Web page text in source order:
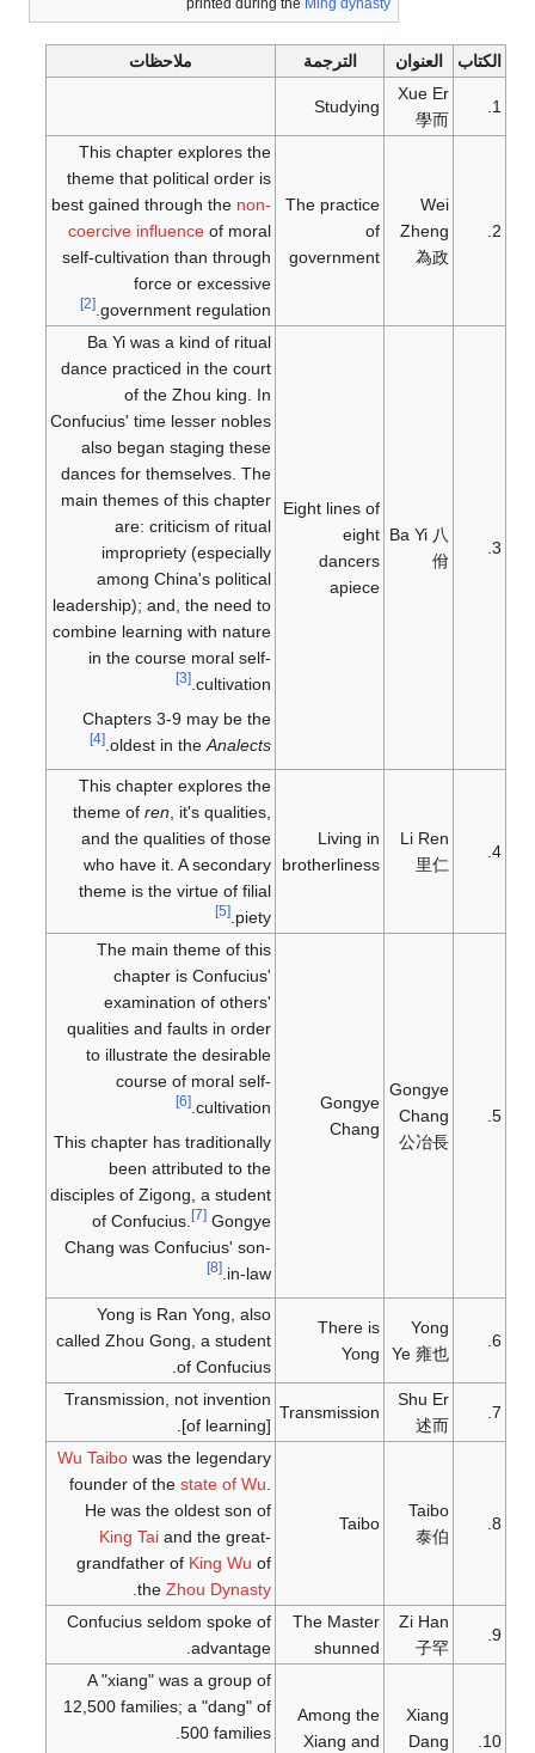
printed during the Ming dynasty
الكتاب العنوان الترجمة ملاحظات
1.
Xue Er
學而
Studying
2.
Wei
Zheng
為政
The practice
of
government
This chapter explores the
theme that political order is
best gained through the non-
coercive influence of moral
self-cultivation than through
force or excessive
government regulation.
[2]
3.
Ba Yi 八
佾
Eight lines of
eight
dancers
apiece
Ba Yi was a kind of ritual
dance practiced in the court
of the Zhou king. In
Confucius' time lesser nobles
also began staging these
dances for themselves. The
main themes of this chapter
are: criticism of ritual
impropriety (especially
among China's political
leadership); and, the need to
combine learning with nature
in the course moral self-
cultivation.
[3]
Chapters 3-9 may be the
oldest in theAnalects
.
[4]
4.
Li Ren
里仁
Living in
brotherliness
This chapter explores the
theme ofren, it's qualities,
and the qualities of those
who have it. A secondary
theme is the virtue of filial
piety.
[5]
5.
Gongye
Chang
公冶長
Gongye
Chang
The main theme of this
chapter is Confucius'
examination of others'
qualities and faults in order
to illustrate the desirable
course of moral self-
cultivation.
[6]
This chapter has traditionally
been attributed to the
disciples of Zigong, a student
of Confucius.
[7] Gongye
Chang was Confucius' son-
in-law.
[8]
6.
Yong
Ye 雍也
There is
Yong
Yong is Ran Yong, also
called Zhou Gong, a student
of Confucius.
7.
Shu Er
述而
Transmission
Transmission, not invention
[of learning].
8.
Taibo
泰伯
Taibo
Wu Taibo was the legendary
founder of thestate of Wu.
He was the oldest son of
King Tai and the great-
grandfather of King Wu of
theZhou Dynasty
.
9.
Zi Han
子罕
The Master
shunned
Confucius seldom spoke of
advantage.
10.
Xiang
Dang
Among the
Xiang and
A "xiang" was a group of
12,500 families; a "dang" of
500 families.